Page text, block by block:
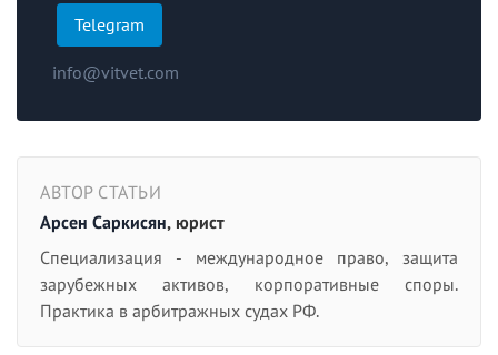
Telegram
info@vitvet.com
АВТОР СТАТЬИ
Арсен Саркисян, юрист
Специализация - международное право, защита
зарубежных активов, корпоративные споры.
Практика в арбитражных судах РФ.